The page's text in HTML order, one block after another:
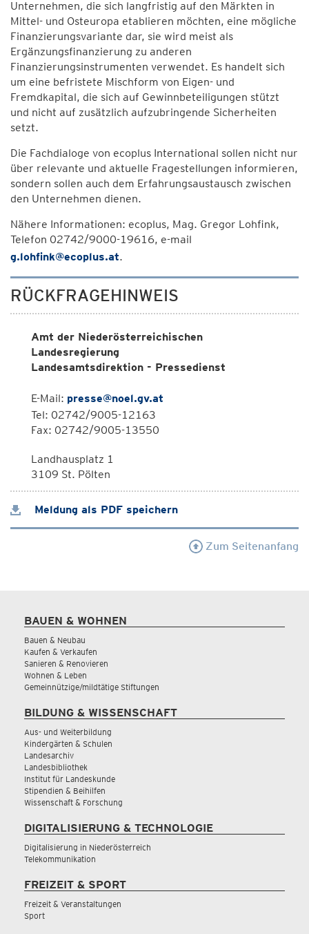
Unternehmen, die sich langfristig auf den Märkten in
Mittel- und Osteuropa etablieren möchten, eine mögliche
Finanzierungsvariante dar, sie wird meist als
Ergänzungsfinanzierung zu anderen
Finanzierungsinstrumenten verwendet. Es handelt sich
um eine befristete Mischform von Eigen- und
Fremdkapital, die sich auf Gewinnbeteiligungen stützt
und nicht auf zusätzlich aufzubringende Sicherheiten
setzt.
Die Fachdialoge von ecoplus International sollen nicht nur
über relevante und aktuelle Fragestellungen informieren,
sondern sollen auch dem Erfahrungsaustausch zwischen
den Unternehmen dienen.
Nähere Informationen: ecoplus, Mag. Gregor Lohfink,
Telefon 02742/9000-19616, e-mail
g.lohfink@ecoplus.at.
RÜCKFRAGEHINWEIS
Amt der Niederösterreichischen
Landesregierung
Landesamtsdirektion - Pressedienst
E-Mail: presse@noel.gv.at
Tel: 02742/9005-12163
Fax: 02742/9005-13550
Landhausplatz 1
3109 St. Pölten
Meldung als PDF speichern
Zum Seitenanfang
BAUEN & WOHNEN
Bauen & Neubau
Kaufen & Verkaufen
Sanieren & Renovieren
Wohnen & Leben
Gemeinnützige/mildtätige Stiftungen
BILDUNG & WISSENSCHAFT
Aus- und Weiterbildung
Kindergärten & Schulen
Landesarchiv
Landesbibliothek
Institut für Landeskunde
Stipendien & Beihilfen
Wissenschaft & Forschung
DIGITALISIERUNG & TECHNOLOGIE
Digitalisierung in Niederösterreich
Telekommunikation
FREIZEIT & SPORT
Freizeit & Veranstaltungen
Sport